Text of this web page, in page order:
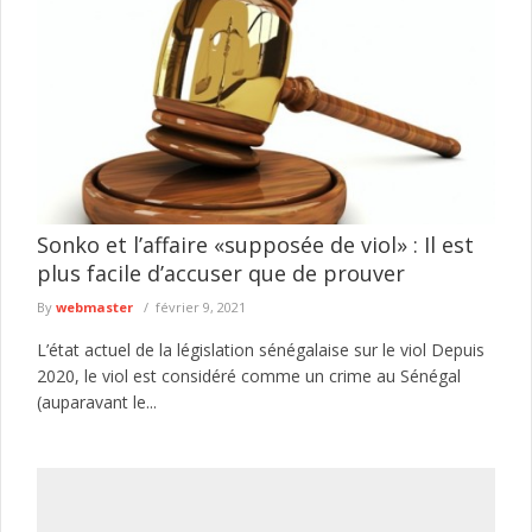
Sonko et l’affaire «supposée de viol» : Il est
plus facile d’accuser que de prouver
By webmaster février 9, 2021
L’état actuel de la législation sénégalaise sur le viol Depuis
2020, le viol est considéré comme un crime au Sénégal
(auparavant le...